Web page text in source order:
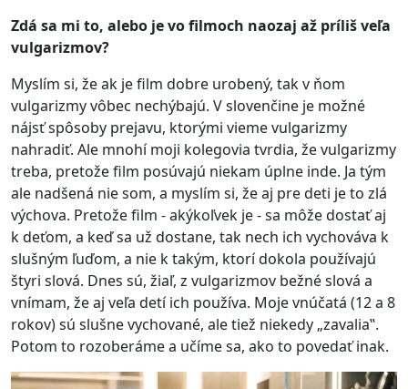
Zdá sa mi to, alebo je vo filmoch naozaj až príliš veľa
vulgarizmov?
Myslím si, že ak je film dobre urobený, tak v ňom
vulgarizmy vôbec nechýbajú. V slovenčine je možné
nájsť spôsoby prejavu, ktorými vieme vulgarizmy
nahradiť. Ale mnohí moji kolegovia tvrdia, že vulgarizmy
treba, pretože film posúvajú niekam úplne inde. Ja tým
ale nadšená nie som, a myslím si, že aj pre deti je to zlá
výchova. Pretože film - akýkoľvek je - sa môže dostať aj
k deťom, a keď sa už dostane, tak nech ich vychováva k
slušným ľuďom, a nie k takým, ktorí dokola používajú
štyri slová. Dnes sú, žiaľ, z vulgarizmov bežné slová a
vnímam, že aj veľa detí ich používa. Moje vnúčatá (12 a 8
rokov) sú slušne vychované, ale tiež niekedy „zavalia‟.
Potom to rozoberáme a učíme sa, ako to povedať inak.